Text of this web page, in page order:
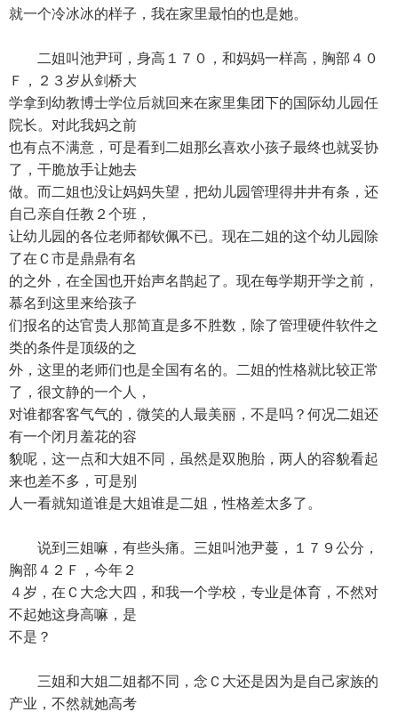
就一个冷冰冰的样子，我在家里最怕的也是她。
二姐叫池尹珂，身高１７０，和妈妈一样高，胸部４０
Ｆ，２３岁从剑桥大
学拿到幼教博士学位后就回来在家里集团下的国际幼儿园任
院长。对此我妈之前
也有点不满意，可是看到二姐那幺喜欢小孩子最终也就妥协
了，干脆放手让她去
做。而二姐也没让妈妈失望，把幼儿园管理得井井有条，还
自己亲自任教２个班，
让幼儿园的各位老师都钦佩不已。现在二姐的这个幼儿园除
了在Ｃ市是鼎鼎有名
的之外，在全国也开始声名鹊起了。现在每学期开学之前，
慕名到这里来给孩子
们报名的达官贵人那简直是多不胜数，除了管理硬件软件之
类的条件是顶级的之
外，这里的老师们也是全国有名的。二姐的性格就比较正常
了，很文静的一个人，
对谁都客客气气的，微笑的人最美丽，不是吗？何况二姐还
有一个闭月羞花的容
貌呢，这一点和大姐不同，虽然是双胞胎，两人的容貌看起
来也差不多，可是别
人一看就知道谁是大姐谁是二姐，性格差太多了。
说到三姐嘛，有些头痛。三姐叫池尹蔓，１７９公分，
胸部４２Ｆ，今年２
４岁，在Ｃ大念大四，和我一个学校，专业是体育，不然对
不起她这身高嘛，是
不是？
三姐和大姐二姐都不同，念Ｃ大还是因为是自己家族的
产业，不然就她高考